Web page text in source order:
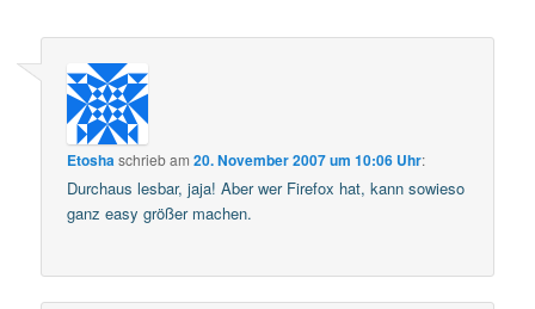
Etoshaschriebam20. November 2007 um 10:06 Uhr:
Durchaus lesbar, jaja! Aber wer Firefox hat, kann sowieso
ganz easy größer machen.